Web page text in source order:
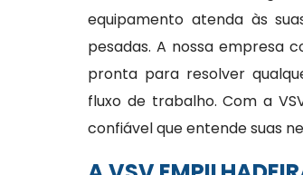
equipamento atenda às
pesadas. A nossa empresa
pronta para resolver
fluxo de trabalho. Com a
confiável que entende suas